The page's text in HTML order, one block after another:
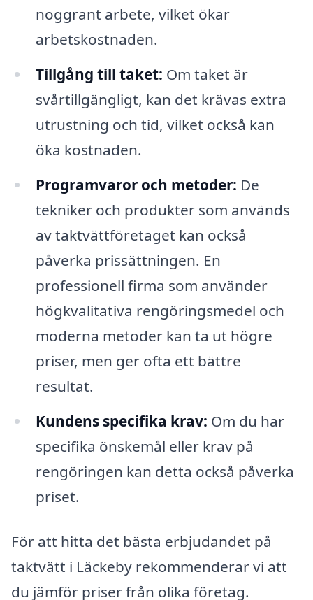
noggrant arbete, vilket ökar
arbetskostnaden.
Tillgång till taket: Om taket är
svårtillgängligt, kan det krävas extra
utrustning och tid, vilket också kan
öka kostnaden.
Programvaror och metoder: De
tekniker och produkter som används
av taktvättföretaget kan också
påverka prissättningen. En
professionell firma som använder
högkvalitativa rengöringsmedel och
moderna metoder kan ta ut högre
priser, men ger ofta ett bättre
resultat.
Kundens specifika krav: Om du har
specifika önskemål eller krav på
rengöringen kan detta också påverka
priset.
För att hitta det bästa erbjudandet på
taktvätt i Läckeby rekommenderar vi att
du jämför priser från olika företag.